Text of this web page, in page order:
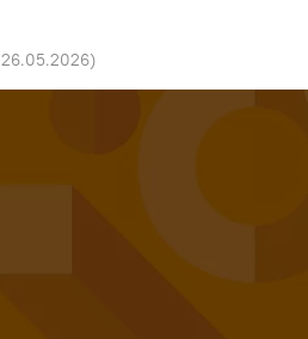
26.05.2026)